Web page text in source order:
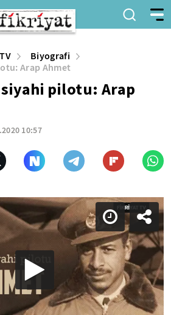
Biyografi
Arap Ahmet
pilotu: Arap
10:57